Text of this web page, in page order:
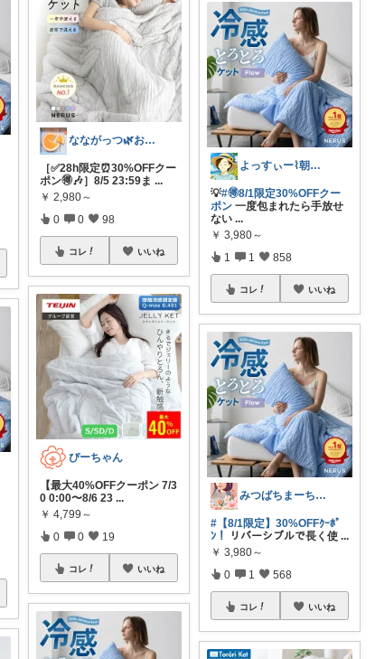
なながっつ🌿お得好き！コスパも大切💛
［✅28h限定⏰30%OFFクー
ポン🉐🎶］8/5 23:59ま ...
￥ 2,980～
0 0 98
コレ いいね
ぴーちゃん
【最大40%OFFクーポン 7/3
0 0:00〜8/6 23 ...
￥ 4,799～
0 0 19
コレ いいね
よっすぃー⌇朝コレ☀楽しい暮らし😇
💡#🉐8/1限定30%OFFクー
ポン 一度包まれたら手放せ
ない ...
￥ 3,980～
1 1 858
コレ いいね
みつばちまーちᵀᴴᴬᴺᴷ ᵞᴼᵁ ◡̈*
#【8/1限定】30%OFFｸｰﾎﾟ
ﾝ！
リバーシブルで長く使 ...
￥ 3,980～
0 1 568
コレ いいね